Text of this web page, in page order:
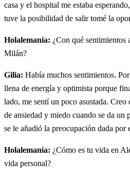
casa y el hospital me estaba
tuve la posibilidad de salir tomé la
Holalemania: ¿Con qué sentimientos
Milán?
Gilia: Había muchos sentimientos.
llena de energía y optimista porque
lado, me sentí un poco asustada.
de ansiedad y miedo cuando se da un
se le añadió la preocupación dada por
Holalemania: ¿Cómo es tu vida en
vida personal?